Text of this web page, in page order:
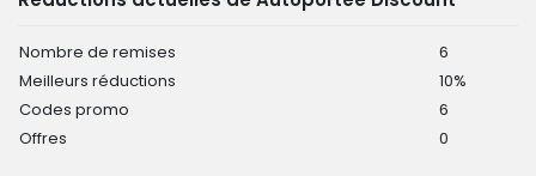
Nombre de remises
6
Meilleurs réductions
10%
Codes promo
6
Offres
0